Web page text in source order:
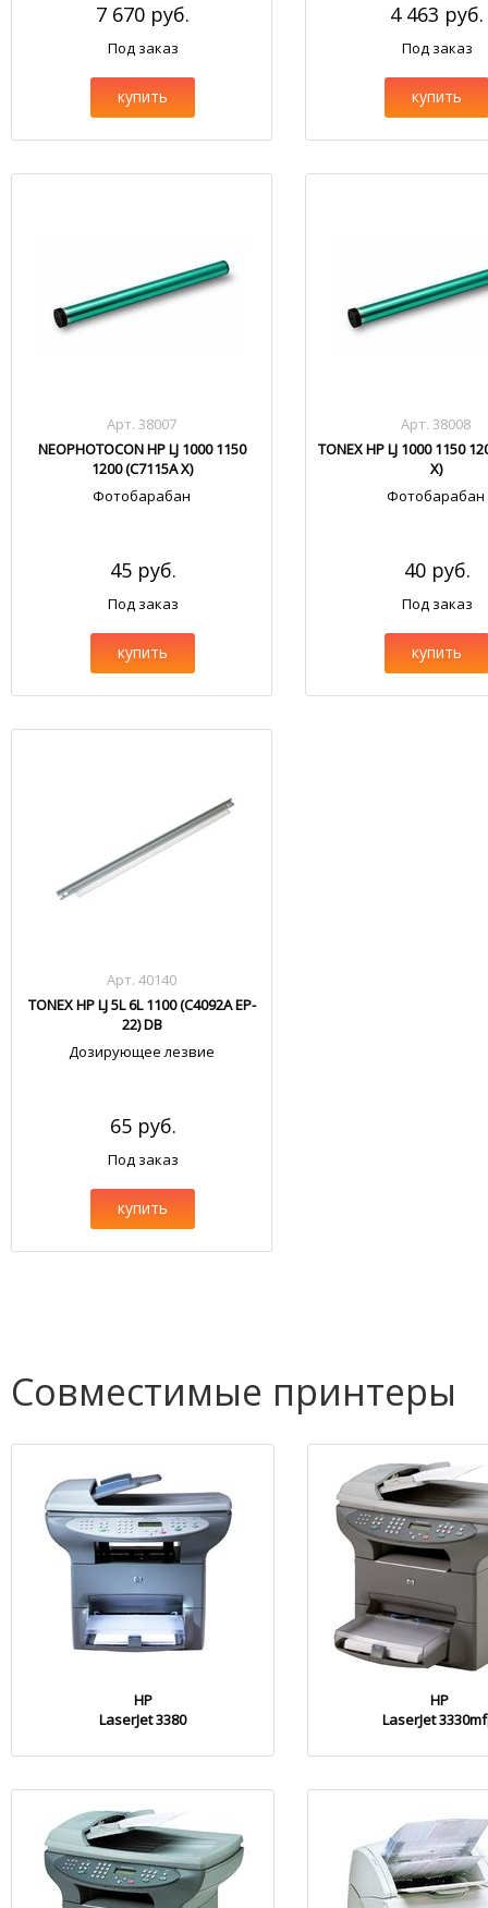
7 670 руб.
Под заказ
купить
4 463 руб.
Под заказ
купить
Арт. 38007
NEOPHOTOCON HP LJ 1000 1150
1200 (C7115A X)
Фотобарабан
45 руб.
Под заказ
купить
Арт. 38008
TONEX HP LJ 1000 1150
X)
Фотобарабан
40 руб.
Под заказ
купить
Арт. 40140
TONEX HP LJ 5L 6L 1100 (C4092A EP-
22) DB
Дозирующее лезвие
65 руб.
Под заказ
купить
Совместимые принтеры
HP
LaserJet 3380
HP
LaserJet